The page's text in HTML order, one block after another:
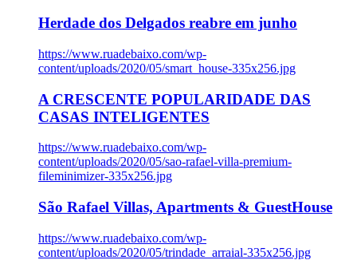
Herdade dos Delgados reabre em junho
https://www.ruadebaixo.com/wp-
content/uploads/2020/05/smart_house-335x256.jpg
A CRESCENTE POPULARIDADE DAS
CASAS INTELIGENTES
https://www.ruadebaixo.com/wp-
content/uploads/2020/05/sao-rafael-villa-premium-
fileminimizer-335x256.jpg
São Rafael Villas, Apartments & GuestHouse
https://www.ruadebaixo.com/wp-
content/uploads/2020/05/trindade_arraial-335x256.jpg